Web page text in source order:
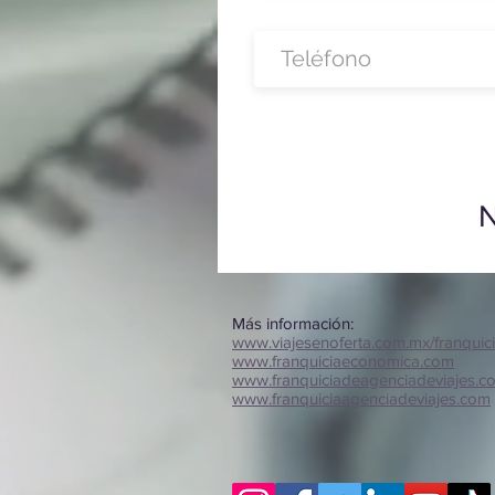
Más información:
www.viajesenoferta.com.mx/
www.franquiciaeconomica.com
www.franquiciaagenciadeviajes.com